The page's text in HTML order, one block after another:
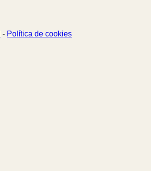
- Política de cookies